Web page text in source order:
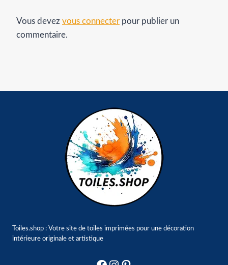
Vous devez vous connecter pour publier un
commentaire.
Toiles.shop : Votre site de toiles imprimées pour une décoration
intérieure originale et artistique